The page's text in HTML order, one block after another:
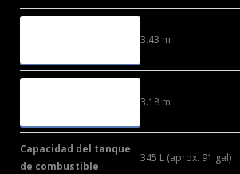
3.43 m
3.18 m
Capacidad del tanque
de combustible
345 L (aprox. 91 gal)